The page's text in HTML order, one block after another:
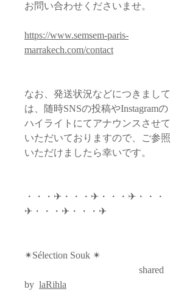
お問い合わせくださいませ。
https://www.semsem-paris-
marrakech.com/contact
なお、発送状況などにつきまして
は、随時SNSの投稿やInstagramの
ハイライトにてアナウンスさせて
いただいておりますので、ご参照
いただけましたら幸いです。
・・・✈︎・・・✈︎・・・✈︎・・・
✈︎・・・✈︎・・・✈︎
✴︎Sélection Souk ✴︎
shared
by laRihla